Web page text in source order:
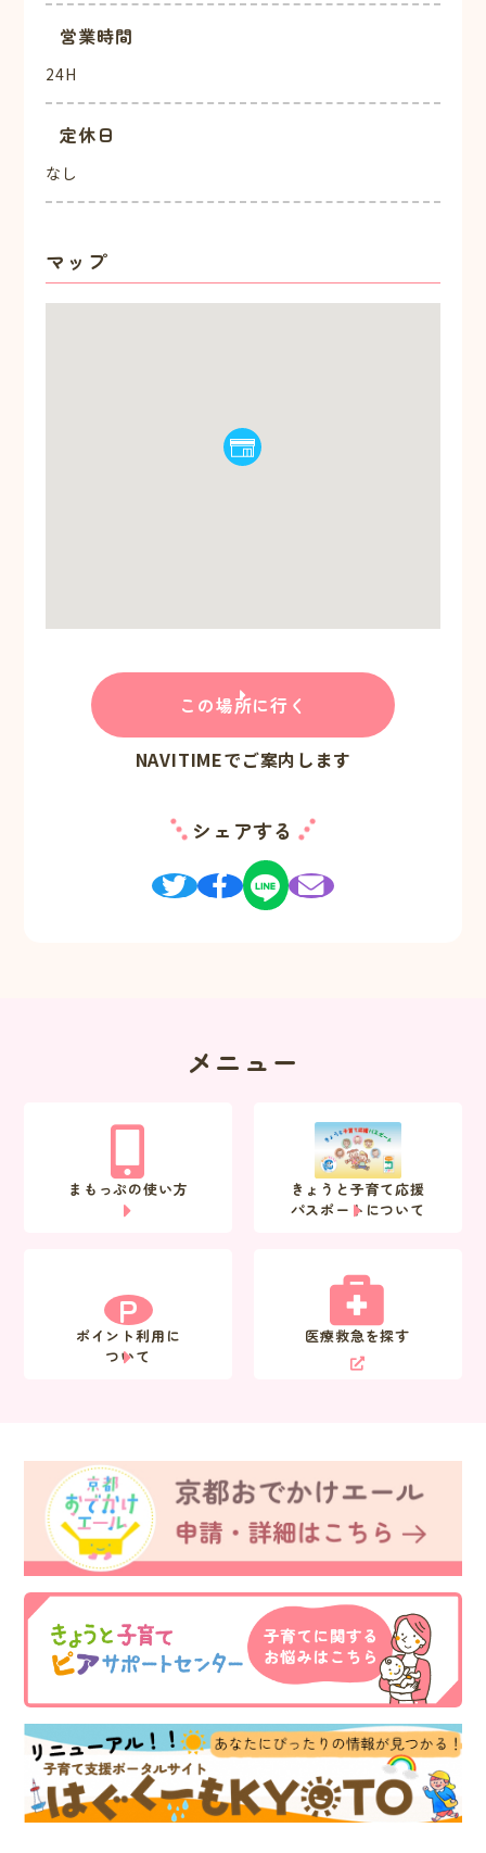
営業時間
24H
定休日
なし
マップ
この場所に行く
NAVITIMEでご案内します
シェアする
メニュー
まもっぷの使い方
きょうと子育て応援
パスポートについて
P
ポイント利用に
ついて
医療救急を探す